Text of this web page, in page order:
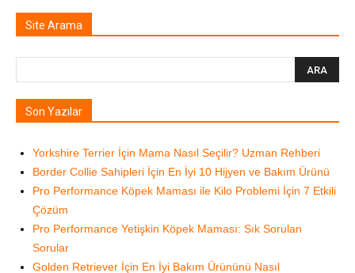
Site Arama
Son Yazılar
Yorkshire Terrier İçin Mama Nasıl Seçilir? Uzman Rehberi
Border Collie Sahipleri İçin En İyi 10 Hijyen ve Bakım Ürünü
Pro Performance Köpek Maması ile Kilo Problemi İçin 7 Etkili
Çözüm
Pro Performance Yetişkin Köpek Maması: Sık Sorulan
Sorular
Golden Retriever İçin En İyi Bakım Ürününü Nasıl